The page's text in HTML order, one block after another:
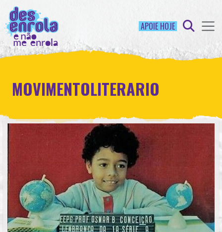
APOIE HOJE
MOVIMENTOLITERARIO